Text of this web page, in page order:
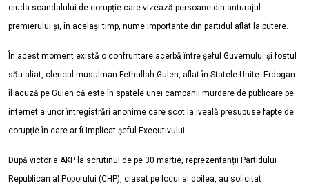
ciuda scandalului de corupție care vizează persoane din anturajul
premierului și, în același timp, nume importante din partidul aflat la putere.
În acest moment există o confruntare acerbă între șeful Guvernului și fostul
său aliat, clericul musulman Fethullah Gulen, aflat în Statele Unite. Erdogan
îl acuză pe Gulen că este în spatele unei campanii murdare de publicare pe
internet a unor întregistrări anonime care scot la iveală presupuse fapte de
corupție în care ar fi implicat șeful Executivului.
După victoria AKP la scrutinul de pe 30 martie, reprezentanții Partidului
Republican al Poporului (CHP), clasat pe locul al doilea, au solicitat